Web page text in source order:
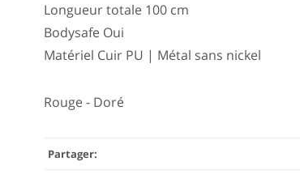
Longueur totale 100 cm
Bodysafe Oui
Matériel Cuir PU | Métal sans nickel
Rouge - Doré
Partager: